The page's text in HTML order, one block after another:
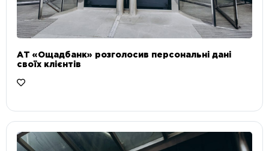
АТ «Ощадбанк» розголосив персональні дані
своїх клієнтів